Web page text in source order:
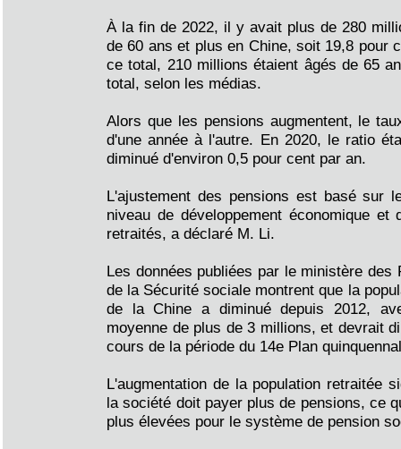
À la fin de 2022, il y avait plus de 280
de 60 ans et plus en Chine, soit 19,8 pour
ce total, 210 millions étaient âgés de 65
total, selon les médias.
Alors que les pensions augmentent, le
d'une année à l'autre. En 2020, le ratio
diminué d'environ 0,5 pour cent par an.
L'ajustement des pensions est basé sur
niveau de développement économique et
retraités, a déclaré M. Li.
Les données publiées par le ministère des
de la Sécurité sociale montrent que la
de la Chine a diminué depuis 2012,
moyenne de plus de 3 millions, et devrait
cours de la période du 14e Plan
L'augmentation de la population retraitée
la société doit payer plus de pensions, ce
plus élevées pour le système de pension